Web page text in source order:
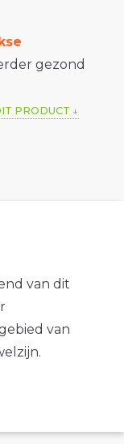
gezond
PRODUCT
van dit
van